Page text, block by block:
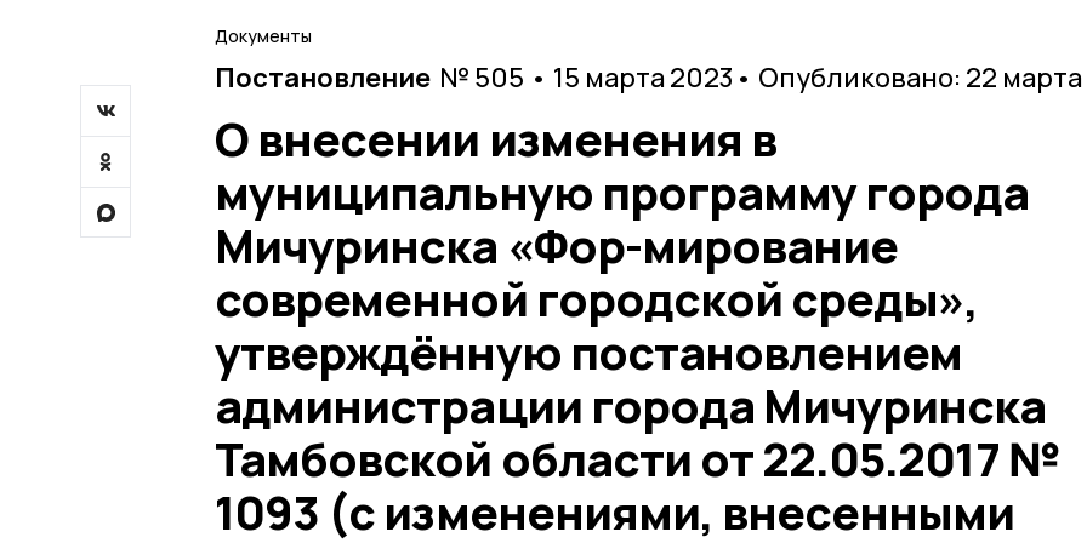
Документы
Постановление № 505 • 15 марта 2023 • Опубликовано: 22
О внесении изменения в
муниципальную программу города
Мичуринска «Фор-мирование
современной городской среды»,
утверждённую постановлением
администрации города Мичуринска
Тамбовской области от 22.05.2017 №
1093 (с изменениями, внесенными